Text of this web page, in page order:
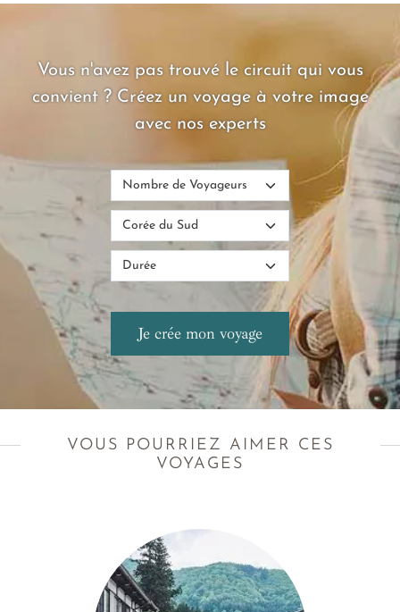
Vous n'avez pas trouvé le circuit qui vous
convient ? Créez un voyage à votre image
avec nos experts
VOUS POURRIEZ AIMER CES
VOYAGES